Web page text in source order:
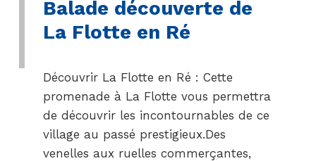
Balade découverte de
La Flotte en Ré
Découvrir La Flotte en Ré : Cette
promenade à La Flotte vous permettra
de découvrir les incontournables de ce
village au passé prestigieux.Des
venelles aux ruelles commerçantes,